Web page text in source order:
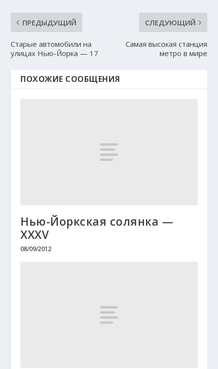
ПРЕДЫДУЩИЙ
Старые автомобили на
улицах Нью-Йорка — 17
СЛЕДУЮЩИЙ
Самая высокая станция
метро в мире
ПОХОЖИЕ СООБЩЕНИЯ
Нью-Йоркская солянка —
XXХV
08/09/2012